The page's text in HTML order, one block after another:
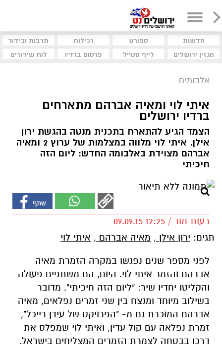
חדשות ספורט רכילות
תרבות ובידור
מגזין ירושלים
לייף סטייל פרסום ברדיו לוח שידורים
אלבומים
איתי לוי ומאיה אברהם מתארחים
ברדיו ירושלים
הצמד הגיע להתארח בתכנית מנטה בהגשת ירון
אילן. איתי לוי מלווה במצלמות של ערוץ 2 ומאיה
אברהם מצוידת באלבומה החדש: ליום הזה
חיכיתי
רעות מור / 12:25 09.09.15
תגים: ירון אילן , מאיה אברהם , איתי לוי
לפני מספר שנים נפגשו במקרה הזמרת מאיה
אברהם והזמר איתי לוי. היום, הם משתפים פעולה
והקליטו יחדיו שיר: "ליום הזה חיכיתי". מדובר
בשילוב מיוחד ומנצח בין שני זמרים נפלאים, מאיה
אברהם המוכרת גם מ- "הפרויקט של עידן רייכל",
זמרת נפלאה עם קול עדין, ואיתי לוי שמפלס את
דרכו בבטחה לצמרת הזמרים המצליחים בישראל.